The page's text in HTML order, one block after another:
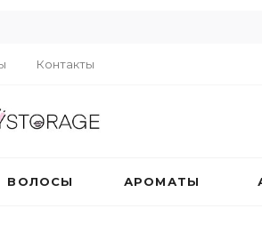
Контакты
ВОЛОСЫ АРОМАТЫ